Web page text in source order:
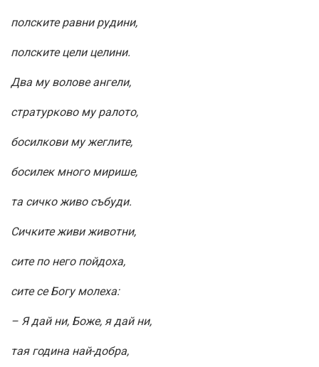
полските равни рудини,
полските цели целини.
Два му волове ангели,
стратурково му ралото,
босилкови му жеглите,
босилек много мирише,
та сичко живо събуди.
Сичките живи животни,
сите по него пойдоха,
сите се Богу молеха:
– Я дай ни, Боже, я дай ни,
тая година най-добра,